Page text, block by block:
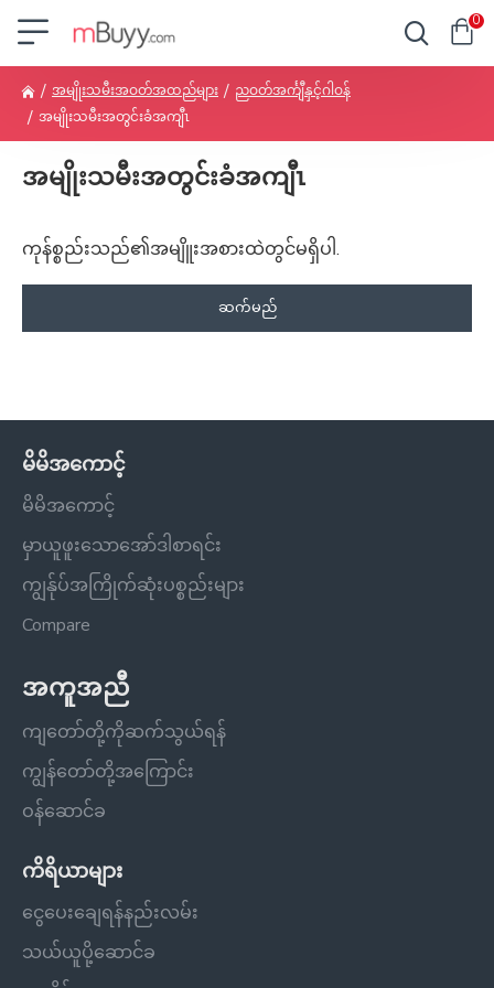
0
အမျိုးသမီးအဝတ်အထည်များ
ညဝတ်အင်္ကျီနှင့်ဂါဝန်
အမျိုးသမီးအတွင်းခံအကျီၤ
အမျိုးသမီးအတွင်းခံအကျီၤ
ကုန်စ္စည်းသည်၏အမျိူးအစားထဲတွင်မရှိပါ.
ဆက်မည်
မိမိအကောင့်
မိမိအကောင့်
မှာယူဖူးသောအော်ဒါစာရင်း
ကျွန်ုပ်အကြိုက်ဆုံးပစ္စည်းများ
Compare
အကူအညီ
ကျတော်တို့ကိုဆက်သွယ်ရန်
ကျွန်တော်တို့အကြောင်း
ဝန်ဆောင်ခ
ကိရိယာများ
ငွေပေးချေရန်နည်းလမ်း
သယ်ယူပို့ဆောင်ခ